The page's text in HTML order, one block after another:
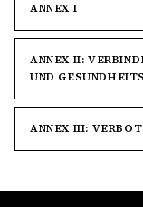
ANNEX I
ANNEX II:
UND
ANNEX III: